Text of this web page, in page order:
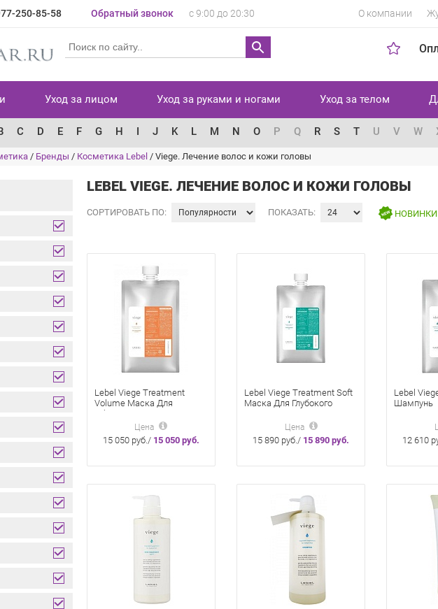
250-85-58 Обратный звонок с 9:00 до 20:30 О компании
Уход за лицом Уход за руками и ногами Уход за телом
C D E F G H I J K L M N O P Q R S T U V W
/ Бренды / Косметика Lebel / Viege. Лечение волос и кожи головы
LEBEL VIEGE. ЛЕЧЕНИЕ ВОЛОС И КОЖИ ГОЛОВЫ
СОРТИРОВАТЬ ПО: ПОКАЗАТЬ: НОВИНКИ
Lebel Viege Treatment
Volume Маска Для
Объема Волос 1000 Мл
Цена
15 050 руб./ 15 050 руб.
Lebel Viege Treatment Soft
Маска Для Глубокого
Цена
15 890 руб./ 15 890 руб.
Lebel
Шампунь
Волос И
12 610